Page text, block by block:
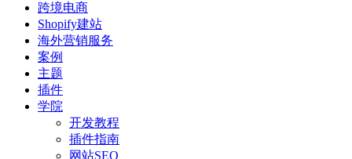
跨境电商
Shopify建站
海外营销服务
案例
主题
插件
学院
开发教程
插件指南
网站SEO